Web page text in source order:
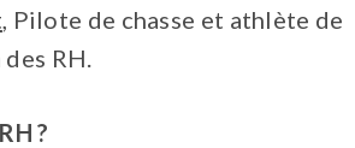
, Pilote de chasse et athlète de
RH.
?